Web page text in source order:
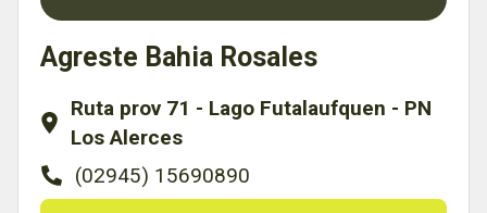
Agreste Bahia Rosales
Ruta prov 71 - Lago Futalaufquen - PN
Los Alerces
(02945) 15690890